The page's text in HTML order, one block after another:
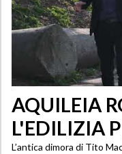
AQUILEIA
L'EDILIZIA
L’antica dimora di Tito